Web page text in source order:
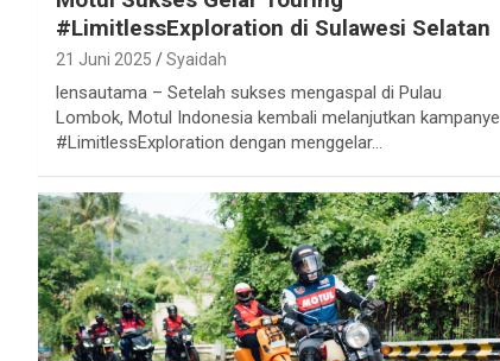
#LimitlessExploration di Sulawesi Selatan
21 Juni 2025 Syaidah
lensautama – Setelah sukses mengaspal di Pulau
Lombok, Motul Indonesia kembali melanjutkan kampanye
#LimitlessExploration dengan menggelar…